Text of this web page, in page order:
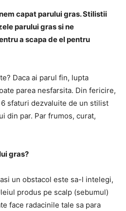
capat parului gras. Stilistii
parului gras si ne
a scapa de el pentru
Daca ai parul fin, lupta
parea nesfarsita. Din fericire,
sfaturi dezvaluite de un stilist
din par. Par frumos, curat,
gras?
un obstacol este sa-l intelegi,
produs pe scalp (sebumul)
face radacinile tale sa para